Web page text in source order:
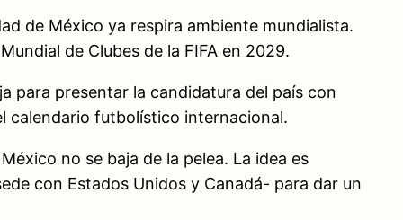
de México ya respira ambiente mundialista.
de Clubes de la FIFA en 2029.
para presentar la candidatura del país con
calendario futbolístico internacional.
no se baja de la pelea. La idea es
con Estados Unidos y Canadá- para dar un